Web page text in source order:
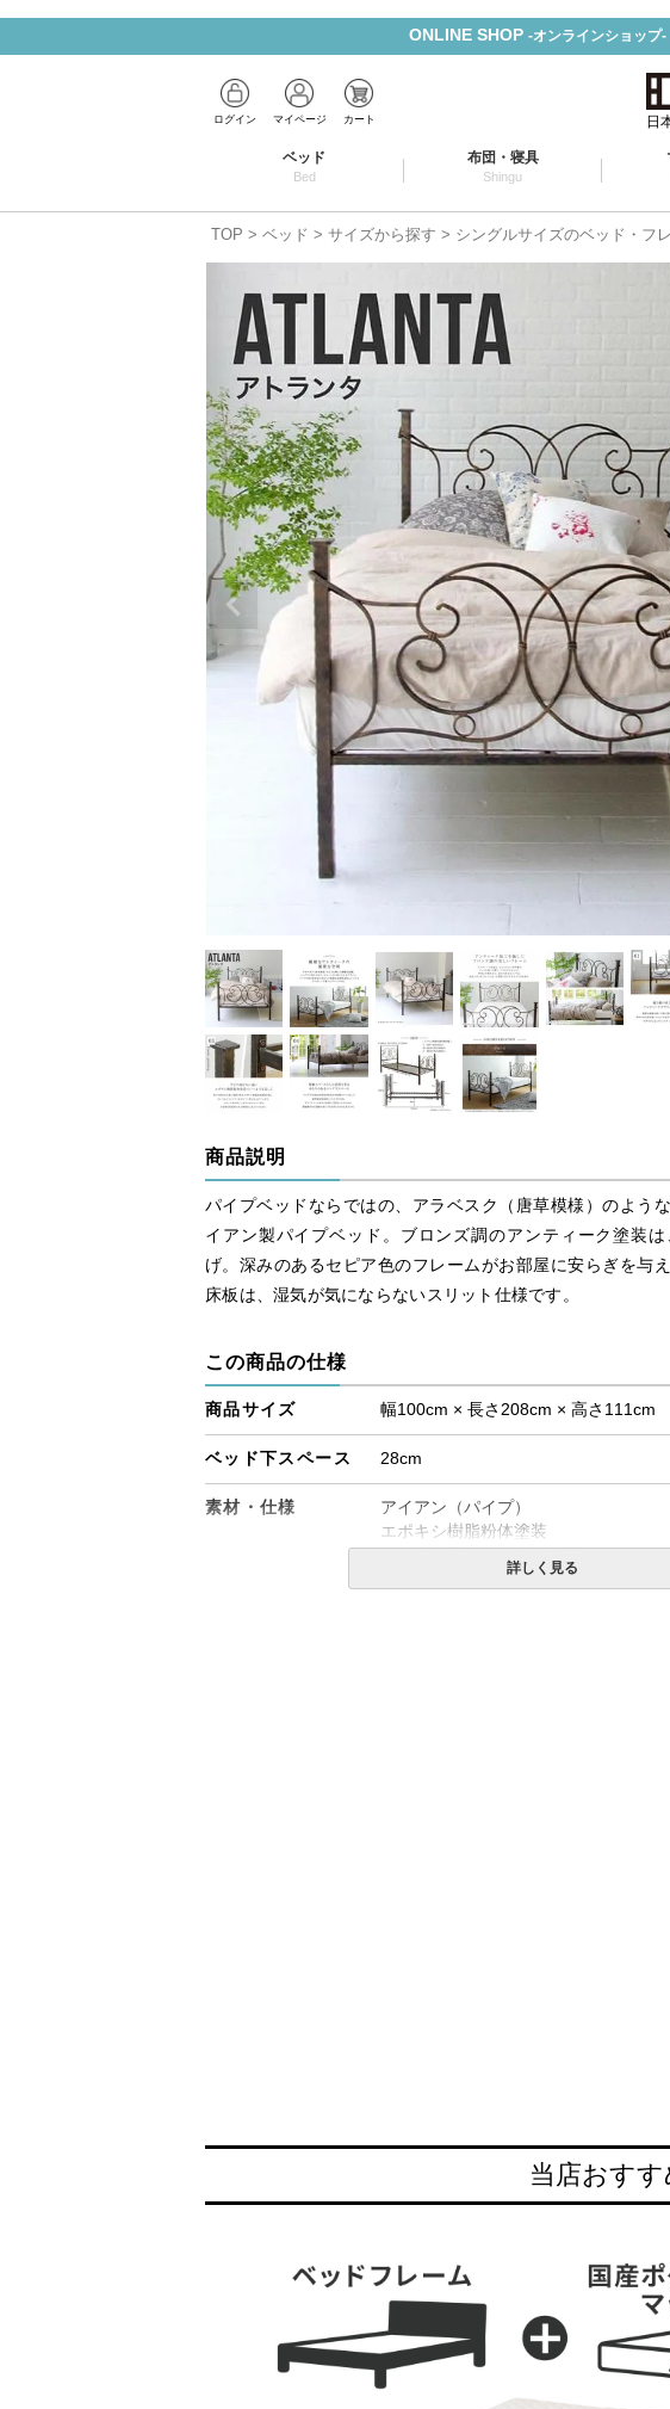
ONLINE SHOP -オンラインショップ-
ログイン マイページ カート 日
ベッド
Bed
布団・寝具
Shingu
TOP ベッド サイズから探す シングルサイズのベッド・フ
商品説明
パイプベッドならではの、アラベスク（唐草模様）のよう
イアン製パイプベッド。ブロンズ調のアンティーク塗装
げ。深みのあるセピア色のフレームがお部屋に安らぎを与
床板は、湿気が気にならないスリット仕様です。
この商品の仕様
商品サイズ 幅100cm × 長さ208cm × 高さ111cm
ベッド下スペース 28cm
素材・仕様
アイアン（パイプ）
エポキシ樹脂粉体塗装
詳しく見る
当店おす